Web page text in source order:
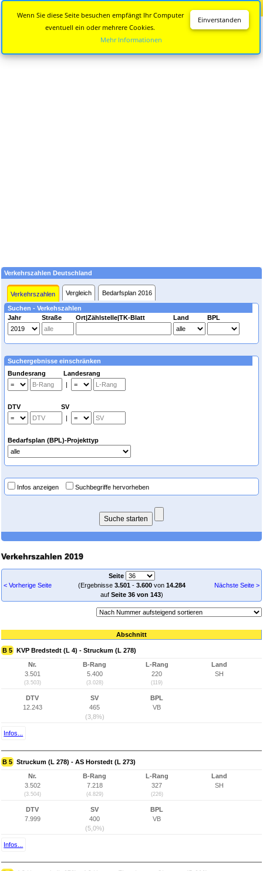
Verkehrszahlen Deutschland
Verkehrszahlen Vergleich Bedarfsplan 2016
Suchen - Verkehszahlen
Jahr
Straße Ort|Zählstelle|TK-Blatt Land BPL
Suchergebnisse einschränken
Bundesrang Landesrang
|
DTV SV
|
Bedarfsplan (BPL)-Projekttyp
Infos anzeigen Suchbegriffe hervorheben
Verkehrszahlen 2019
< Vorherige Seite
Seite
(Ergebnisse 3.501- 3.600von 14.284
auf Seite 36 von 143)
Nächste Seite >
Abschnitt
B 5 KVP Bredstedt (L 4) - Struckum (L 278)
Nr.
3.501
(3.503)
B-Rang
5.400
(3.028)
L-Rang
220
(119)
Land
SH
DTV
12.243
SV
465
(3,8%)
BPL
VB
Infos...
B 5 Struckum (L 278) - AS Horstedt (L 273)
Nr.
3.502
(3.504)
B-Rang
7.218
(4.829)
L-Rang
327
(226)
Land
SH
DTV
7.999
SV
400
(5,0%)
BPL
VB
Infos...
Einverstanden
Wenn Sie diese Seite besuchen empfängt Ihr Computer
eventuell ein oder mehrere Cookies.
Mehr Informationen